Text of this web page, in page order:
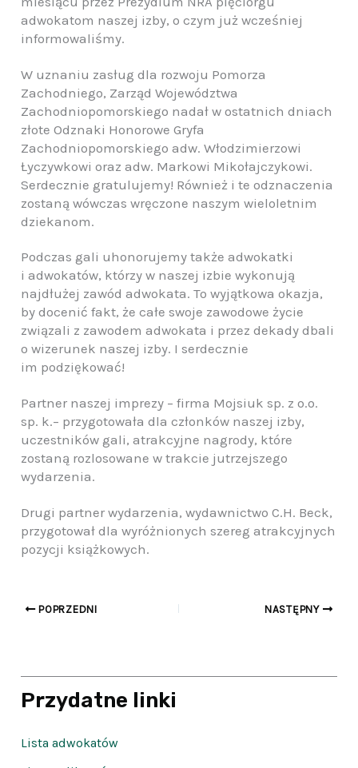
adwokatom naszej izby, o czym już wcześniej
informowaliśmy.
W uznaniu zasług dla rozwoju Pomorza
Zachodniego, Zarząd Województwa
Zachodniopomorskiego nadał w ostatnich dniach
złote Odznaki Honorowe Gryfa
Zachodniopomorskiego adw. Włodzimierzowi
Łyczywkowi oraz adw. Markowi Mikołajczykowi.
Serdecznie gratulujemy! Również i te odznaczenia
zostaną wówczas wręczone naszym wieloletnim
dziekanom.
Podczas gali uhonorujemy także adwokatki
i adwokatów, którzy w naszej izbie wykonują
najdłużej zawód adwokata. To wyjątkowa okazja,
by docenić fakt, że całe swoje zawodowe życie
związali z zawodem adwokata i przez dekady dbali
o wizerunek naszej izby. I serdecznie
im podziękować!
Partner naszej imprezy – firma Mojsiuk sp. z o.o.
sp. k.– przygotowała dla członków naszej izby,
uczestników gali, atrakcyjne nagrody, które
zostaną rozlosowane w trakcie jutrzejszego
wydarzenia.
Drugi partner wydarzenia, wydawnictwo C.H. Beck,
przygotował dla wyróżnionych szereg atrakcyjnych
pozycji książkowych.
POPRZEDNI NASTĘPNY
Przydatne linki
Lista adwokatów